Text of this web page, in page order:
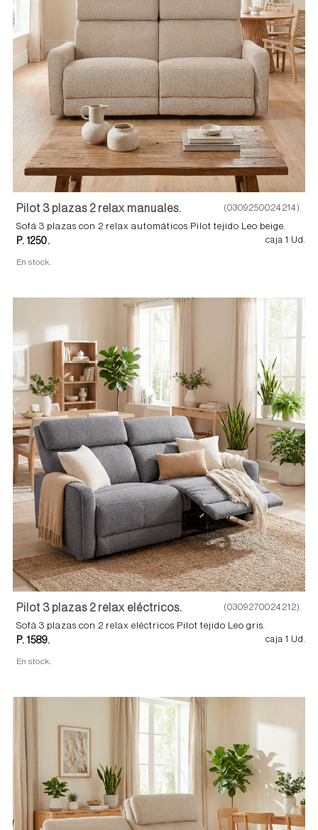
Pilot 3 plazas 2 relax manuales. (0309250024214).
Sofá 3 plazas con 2 relax automáticos Pilot tejido Leo beige.
P. 1250. caja 1 Ud.
En stock.
Pilot 3 plazas 2 relax eléctricos. (0309270024212).
Sofá 3 plazas con 2 relax eléctricos Pilot tejido Leo gris.
P. 1589. caja 1 Ud.
En stock.